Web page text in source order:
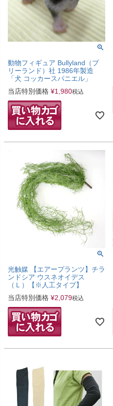
動物フィギュア Bullyland（ブ
リーランド）社 1986年製造
「犬 コッカースパニエル」
当店特別価格 ¥1,980税込
光触媒 【エアープランツ】チラ
ンドシア ウスネオイデス
（Ｌ）【※人工タイプ】
当店特別価格 ¥2,079税込